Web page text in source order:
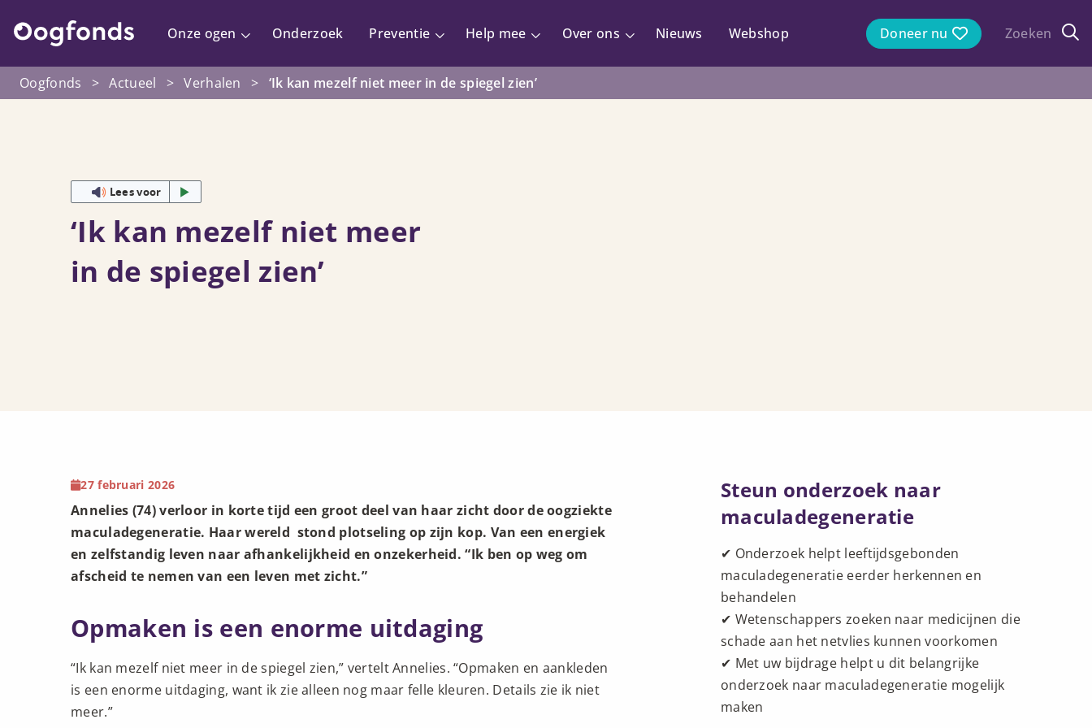
Onze ogen Onderzoek Preventie Help mee Over ons Nieuws Webshop Doneer nu Zoeken
Oogfonds > Actueel > Verhalen > ‘Ik kan mezelf niet meer in de spiegel zien’
Lees voor
‘Ik kan mezelf niet meer
in de spiegel zien’
27 februari 2026
Annelies (74) verloor in korte tijd een groot deel van haar zicht door de oogziekte
maculadegeneratie. Haar wereld stond plotseling op zijn kop. Van een energiek
en zelfstandig leven naar afhankelijkheid en onzekerheid. “Ik ben op weg om
afscheid te nemen van een leven met zicht.”
Opmaken is een enorme uitdaging
“Ik kan mezelf niet meer in de spiegel zien,” vertelt Annelies. “Opmaken en aankleden
is een enorme uitdaging, want ik zie alleen nog maar felle kleuren. Details zie ik niet
meer.”
Steun onderzoek naar
maculadegeneratie
✔ Onderzoek helpt leeftijdsgebonden
maculadegeneratie eerder herkennen en
behandelen
✔ Wetenschappers zoeken naar medicijnen die
schade aan het netvlies kunnen voorkomen
✔ Met uw bijdrage helpt u dit belangrijke
onderzoek naar maculadegeneratie mogelijk
maken